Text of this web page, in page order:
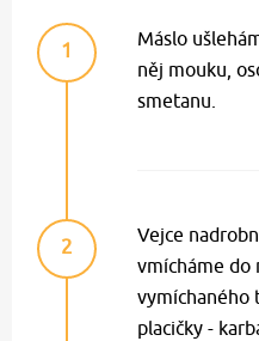
1
Máslo
něj mouku,
smetanu.
2
Vejce
vmícháme do
vymíchaného
placičky -